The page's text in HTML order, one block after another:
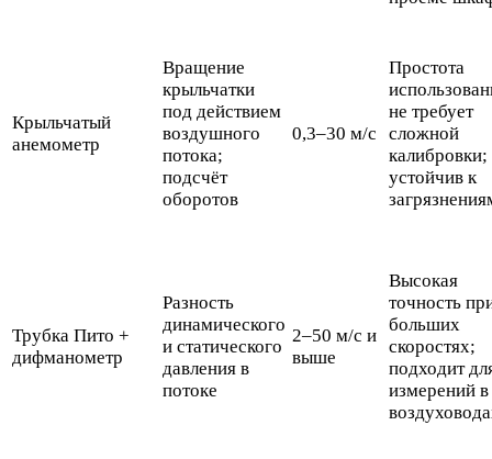
Крыльчатый
анемометр
Вращение
крыльчатки
под действием
воздушного
потока;
подсчёт
оборотов
0,3–30 м/с
Простота
не требует
сложной
калибровки;
устойчив к
Трубка Пито +
дифманометр
Разность
динамического
и статического
давления в
потоке
2–50 м/с и
выше
Высокая
точность
больших
скоростях;
подходит
измерений в